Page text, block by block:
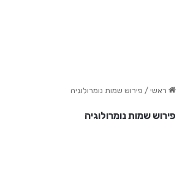
ראשי / פירוש שמות נומרולוגיה
פירוש שמות נומרולוגיה